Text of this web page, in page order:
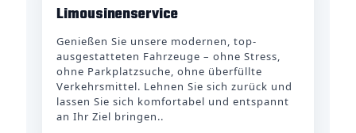
Limousinenservice
Genießen Sie unsere modernen, top-
ausgestatteten Fahrzeuge – ohne Stress,
ohne Parkplatzsuche, ohne überfüllte
Verkehrsmittel. Lehnen Sie sich zurück und
lassen Sie sich komfortabel und entspannt
an Ihr Ziel bringen..